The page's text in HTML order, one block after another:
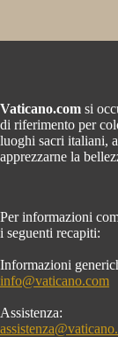
Vaticano.com si
di riferimento per
luoghi sacri italiani,
apprezzarne la
Per informazioni
i seguenti recapiti:
Informazioni
info@vaticano.com
Assistenza: